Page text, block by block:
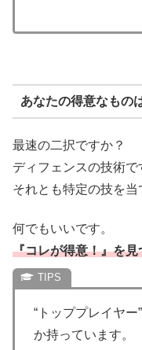
あなたの得意なもの
最速の二択ですか？
ディフェンスの技術で
それとも特定の技を当
何でもいいです。
『コレが得意！』を
“トッププレイヤ
か持っています。